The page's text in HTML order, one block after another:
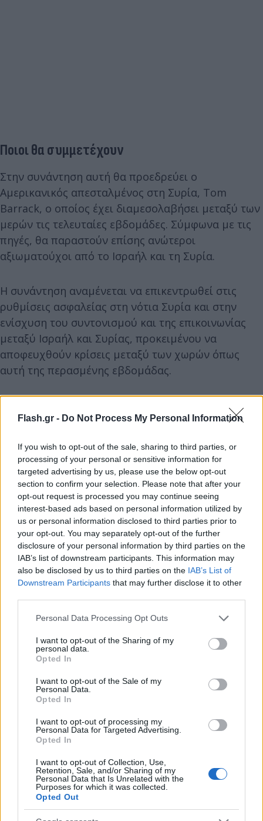
Flash.gr - Do Not Process My Personal Information
If you wish to opt-out of the sale, sharing to third parties, or
processing of your personal or sensitive information for
targeted advertising by us, please use the below opt-out
section to confirm your selection. Please note that after your
opt-out request is processed you may continue seeing
interest-based ads based on personal information utilized by
us or personal information disclosed to third parties prior to
your opt-out. You may separately opt-out of the further
disclosure of your personal information by third parties on the
IAB’s list of downstream participants. This information may
also be disclosed by us to third parties on the IAB’s List of
Downstream Participants that may further disclose it to other
Please note that this website/app uses one or more Google
not limited to your visit or usage behaviour. You may click to
grant or deny consent to Google and its third-party tags to
use your data for below specified purposes in below Google
consent section.
Personal Data Processing Opt Outs
I want to opt-out of the Sharing of my
personal data.
Opted In
I want to opt-out of the Sale of my
Personal Data.
Opted In
I want to opt-out of processing my
Personal Data for Targeted Advertising.
Opted In
I want to opt-out of Collection, Use,
Retention, Sale, and/or Sharing of my
Personal Data that Is Unrelated with the
Purposes for which it was collected.
Opted Out
Ποιοι θα συμμετέχουν
Στην συνάντηση αυτή θα προεδρεύει ο
Αμερικανικός απεσταλμένος στη Συρία, Tom
Barrack, ο οποίος έχει διαμεσολαβήσει μεταξύ των
μερών τις τελευταίες εβδομάδες. Σύμφωνα με τις
πηγές, θα παραστούν επίσης ανώτεροι
αξιωματούχοι από το Ισραήλ και τη Συρία.
Η συνάντηση αναμένεται να επικεντρωθεί στις
ρυθμίσεις ασφαλείας στη νότια Συρία και στην
ενίσχυση του συντονισμού και της επικοινωνίας
μεταξύ Ισραήλ και Συρίας, προκειμένου να
αποφευχθούν κρίσεις μεταξύ των χωρών όπως
αυτή της περασμένης εβδομάδας.
«Υπάρχει σχετική ηρεμία τώρα, αλλά τα θεμελιώδη
ζητήματα δεν θα επιλυθούν χωρίς συνολικές
συμφωνίες μεταξύ των ΗΠΑ, του Ισραήλ και της